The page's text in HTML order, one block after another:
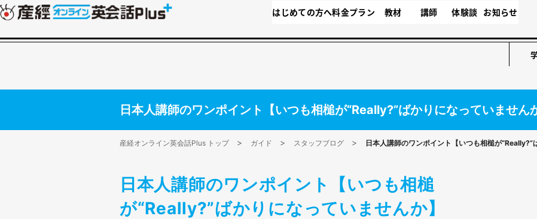
はじめての方へ料金プラン 教材 講師 体験談 お知らせ
日本人講師のワンポイント【いつも相槌が“Really?”ばかりになっていません
産経オンライン英会話Plus トップ ガイド スタッフブログ 日本人講師のワンポイント【いつも相槌が“Really?”
日本人講師のワンポイント【いつも相槌
が“Really?”ばかりになっていませんか】